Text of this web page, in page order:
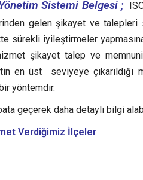
Sistemi Belgesi ;
gelen şikayet ve
sürekli iyileştirmeler
şikayet talep ve
en üst seviyeye çıkarıldığı
yöntemdir.
geçerek daha detaylı bilgi
Verdiğimiz İlçeler